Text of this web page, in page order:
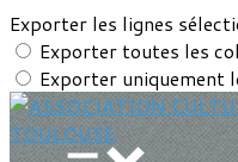
Exporter les lignes
Exporter toutes les
Exporter uniquement